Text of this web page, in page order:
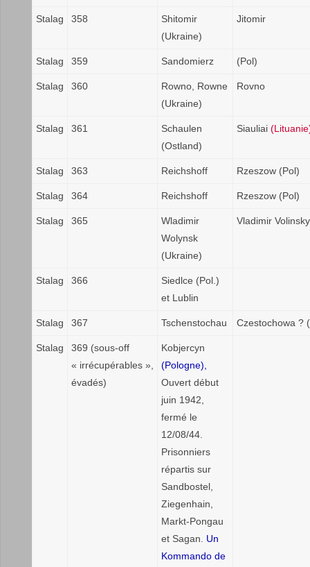
Stalag 358
Shitomir
(Ukraine)
Jitomir
Stalag 359 Sandomierz (Pol)
Stalag 360
Rowno, Rowne
(Ukraine)
Rovno
Stalag 361
Schaulen
(Ostland)
Siauliai
Stalag 363 Reichshoff Rzeszow (Pol)
Stalag 364 Reichshoff Rzeszow (Pol)
Stalag 365
Wladimir
Wolynsk
(Ukraine)
Vladimir Volinsky
Stalag 366
Siedlce (Pol.)
et Lublin
Stalag 367 Tschenstochau Czestochowa ?
Stalag
369 (sous-off
« irrécupérables »,
évadés)
Kobjercyn
(Pologne),
Ouvert début
juin 1942,
fermé le
12/08/44.
Prisonniers
répartis sur
Sandbostel,
Ziegenhain,
Markt-Pongau
et Sagan. Un
Kommando de